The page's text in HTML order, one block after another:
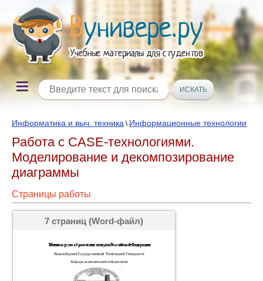
Информатика и выч. техника \ Информационные технологии
Работа с CASE-технологиями.
Моделирование и декомпозирование
диаграммы
Страницы работы
7 страниц (Word-файл)